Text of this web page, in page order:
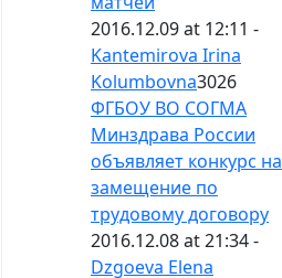
2016.12.09 at 12:11 -
Kantemirova Irina
Kolumbovna3026
ФГБОУ ВО СОГМА
Минздрава России
объявляет конкурс на
замещение по
трудовому договору
2016.12.08 at 21:34 -
Dzgoeva Elena